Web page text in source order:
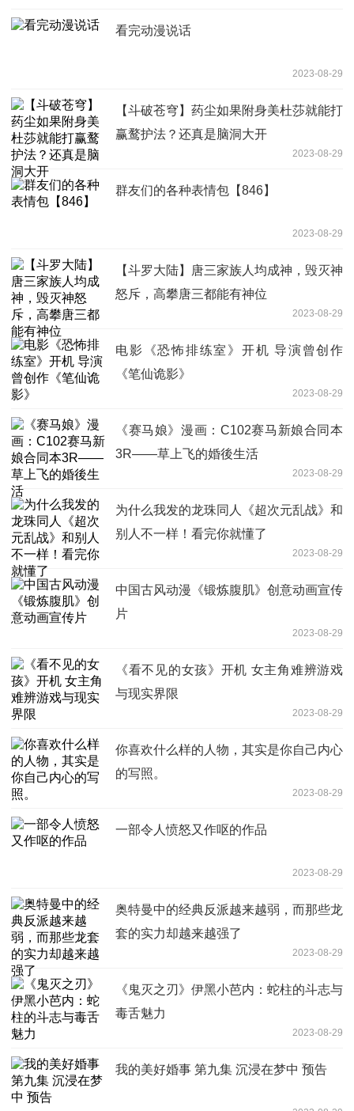
看完动漫说话
2023-08-29
【斗破苍穹】药尘如果附身美杜莎就能打
赢鹜护法？还真是脑洞大开
2023-08-29
群友们的各种表情包【846】
2023-08-29
【斗罗大陆】唐三家族人均成神，毁灭神
怒斥，高攀唐三都能有神位
2023-08-29
电影《恐怖排练室》开机 导演曾创作
《笔仙诡影》
2023-08-29
《赛马娘》漫画：C102赛马新娘合同本
3R——草上飞的婚後生活
2023-08-29
为什么我发的龙珠同人《超次元乱战》和
别人不一样！看完你就懂了
2023-08-29
中国古风动漫《锻炼腹肌》创意动画宣传
片
2023-08-29
《看不见的女孩》开机 女主角难辨游戏
与现实界限
2023-08-29
你喜欢什么样的人物，其实是你自己内心
的写照。
2023-08-29
一部令人愤怒又作呕的作品
2023-08-29
奥特曼中的经典反派越来越弱，而那些龙
套的实力却越来越强了
2023-08-29
《鬼灭之刃》伊黑小芭内：蛇柱的斗志与
毒舌魅力
2023-08-29
我的美好婚事 第九集 沉浸在梦中 预告